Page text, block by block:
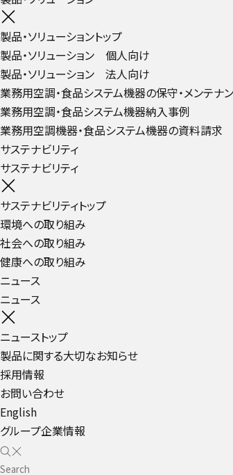
製品・ソリューショントップ
製品・ソリューション 個人向け
製品・ソリューション 法人向け
業務用空調・食品システム機器の保守・メンテナ
業務用空調・食品システム機器納入事例
業務用空調機器・食品システム機器の資料請求
サステナビリティ
サステナビリティ
サステナビリティトップ
環境への取り組み
社会への取り組み
健康への取り組み
ニュース
ニュース
ニューストップ
製品に関する大切なお知らせ
採用情報
お問い合わせ
English
グループ企業情報